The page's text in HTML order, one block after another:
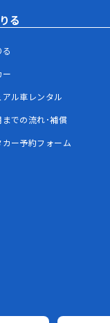
る
ー
アル車レンタル
までの流れ･補償
カー予約フォーム